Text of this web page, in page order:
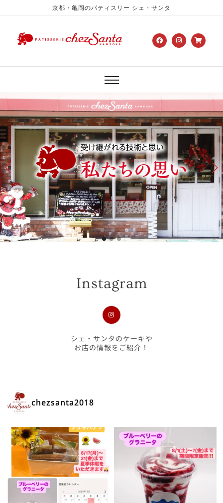
京都・亀岡のパティスリー シェ・サンタ
Instagram
シェ・サンタのケーキや
お店の情報をご紹介！
chezsanta2018